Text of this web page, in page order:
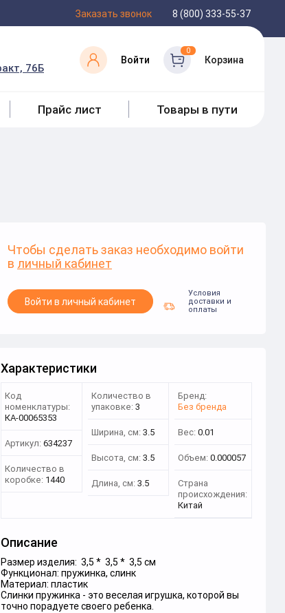
Заказать звонок 8 (800) 333-55-37
76Б
Войти
0
Корзина
Прайс лист Товары в пути
Чтобы сделать заказ необходимо войти
в личный кабинет
Войти в личный кабинет
Условия
доставки и
оплаты
Характеристики
Код
номенклатуры:
КА-00065353
Артикул: 634237
Количество в
коробке: 1440
Количество в
упаковке: 3
Ширина, см: 3.5
Высота, см: 3.5
Длина, см: 3.5
Бренд:
Без бренда
Вес: 0.01
Объем: 0.000057
Страна
происхождения:
Китай
Описание
Размер изделия: 3,5 * 3,5 * 3,5 см
Функционал: пружинка, слинк
Материал: пластик
Слинки пружинка - это веселая игрушка, которой вы
точно порадуете своего ребенка.